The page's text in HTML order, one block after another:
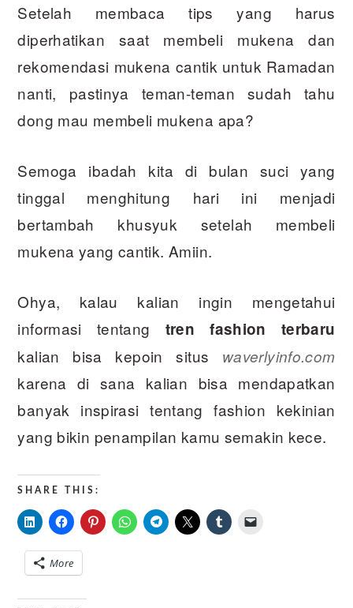
Setelah membaca tips yang harus
diperhatikan saat membeli mukena dan
rekomendasi mukena cantik untuk Ramadan
nanti, pastinya teman-teman sudah tahu
dong mau membeli mukena apa?
Semoga ibadah kita di bulan suci yang
tinggal menghitung hari ini menjadi
bertambah khusyuk setelah membeli
mukena yang cantik. Amiin.
Ohya, kalau kalian ingin mengetahui
informasi tentang tren fashion terbaru
kalian bisa kepoin situs waverlyinfo.com
karena di sana kalian bisa mendapatkan
banyak inspirasi tentang fashion kekinian
yang bikin penampilan kamu semakin kece.
SHARE THIS:
More